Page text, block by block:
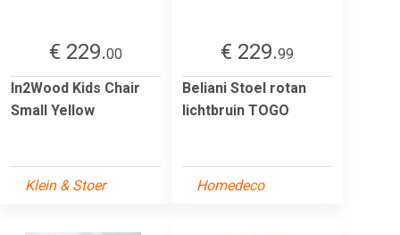
€ 229.00
In2Wood Kids Chair
Small Yellow
Klein & Stoer
€ 229.99
Beliani Stoel rotan
lichtbruin TOGO
Homedeco